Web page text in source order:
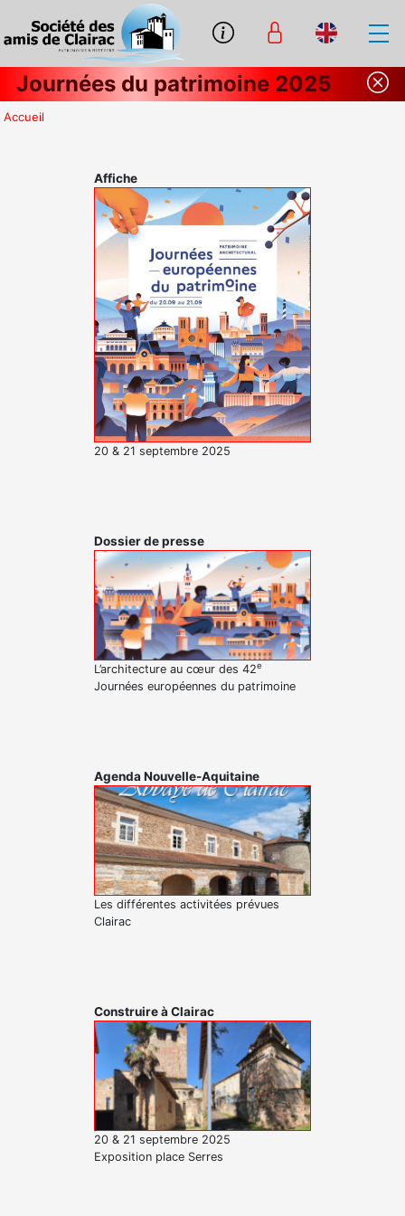
Journées du patrimoine 2025
Accueil
Affiche
20 & 21 septembre 2025
Dossier de presse
L’architecture au cœur des 42e
Journées européennes du patrimoine
Agenda Nouvelle-Aquitaine
Les différentes activitées prévues
Clairac
Construire à Clairac
20 & 21 septembre 2025
Exposition place Serres